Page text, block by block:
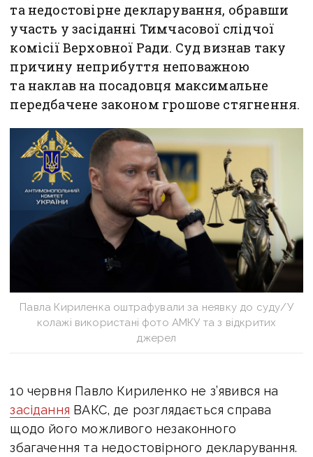
та недостовірне декларування, обравши
участь у засіданні Тимчасової слідчої
комісії Верховної Ради. Суд визнав таку
причину неприбуття неповажною
та наклав на посадовця максимальне
передбачене законом грошове стягнення.
Павла Кириленка оштрафували за неявку до суду/У
колажі використані фото АМКУ та з відкритих
джерел
10 червня Павло Кириленко не з’явився на
засідання ВАКС, де розглядається справа
щодо його можливого незаконного
збагачення та недостовірного декларування.